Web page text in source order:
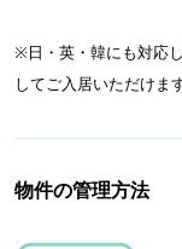
※日・英・韓にも対応
してご入居いただけま
物件の管理方法